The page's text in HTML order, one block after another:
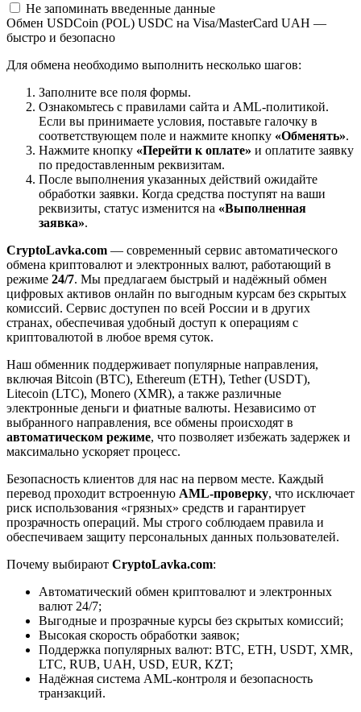
Не запоминать введенные данные
Обмен USDCoin (POL) USDC на Visa/MasterCard UAH —
быстро и безопасно
Для обмена необходимо выполнить несколько шагов:
Заполните все поля формы.
Ознакомьтесь с правилами сайта и AML-политикой.
Если вы принимаете условия, поставьте галочку в
соответствующем поле и нажмите кнопку «Обменять».
Нажмите кнопку «Перейти к оплате» и оплатите заявку
по предоставленным реквизитам.
После выполнения указанных действий ожидайте
обработки заявки. Когда средства поступят на ваши
реквизиты, статус изменится на «Выполненная
заявка».
CryptoLavka.com — современный сервис автоматического
обмена криптовалют и электронных валют, работающий в
режиме 24/7. Мы предлагаем быстрый и надёжный обмен
цифровых активов онлайн по выгодным курсам без скрытых
комиссий. Сервис доступен по всей России и в других
странах, обеспечивая удобный доступ к операциям с
криптовалютой в любое время суток.
Наш обменник поддерживает популярные направления,
включая Bitcoin (BTC), Ethereum (ETH), Tether (USDT),
Litecoin (LTC), Monero (XMR), а также различные
электронные деньги и фиатные валюты. Независимо от
выбранного направления, все обмены происходят в
автоматическом режиме, что позволяет избежать задержек и
максимально ускоряет процесс.
Безопасность клиентов для нас на первом месте. Каждый
перевод проходит встроенную AML-проверку, что исключает
риск использования «грязных» средств и гарантирует
прозрачность операций. Мы строго соблюдаем правила и
обеспечиваем защиту персональных данных пользователей.
Почему выбирают CryptoLavka.com:
Автоматический обмен криптовалют и электронных
валют 24/7;
Выгодные и прозрачные курсы без скрытых комиссий;
Высокая скорость обработки заявок;
Поддержка популярных валют: BTC, ETH, USDT, XMR,
LTC, RUB, UAH, USD, EUR, KZT;
Надёжная система AML-контроля и безопасность
транзакций.